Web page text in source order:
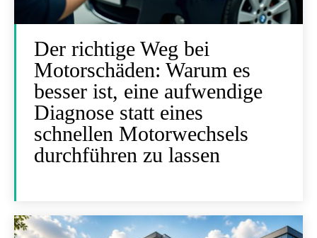
Der richtige Weg bei
Motorschäden: Warum es
besser ist, eine aufwendige
Diagnose statt eines
schnellen Motorwechsels
durchführen zu lassen